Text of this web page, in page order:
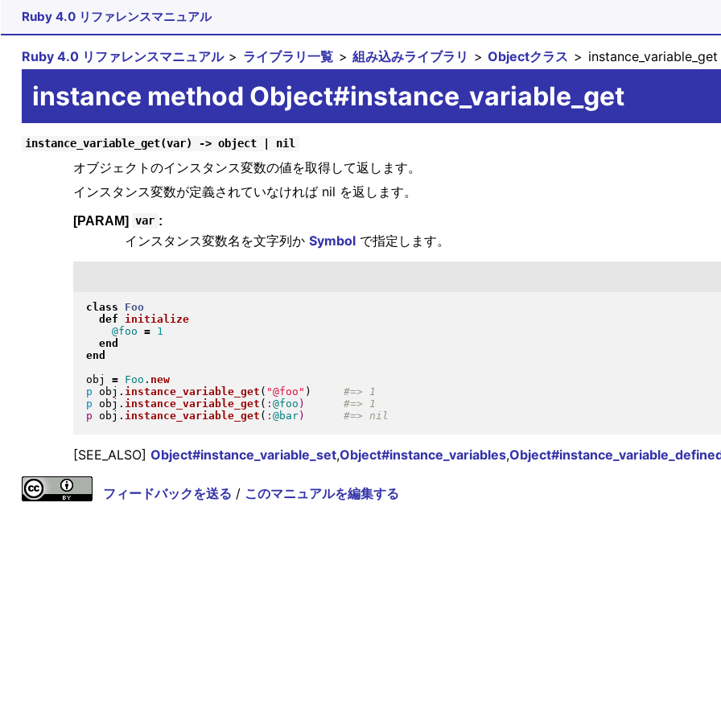
Ruby 4.0 リファレンスマニュアル
Ruby 4.0 リファレンスマニュアル ライブラリ一覧 組み込みライブラリ Objectクラス instance_variable_get
instance method Object#instance_variable_get
instance_variable_get(var) -> object | nil
オブジェクトのインスタンス変数の値を取得して返します。
インスタンス変数が定義されていなければ nil を返します。
[PARAM] var :
インスタンス変数名を文字列か Symbolで指定します。
class
Foo
def
initialize
@foo =
1
end
end
obj = Foo . new
p obj . instance_variable_get ( "@foo " )
p obj . instance_variable_get ( : @foo )
p obj . instance_variable_get ( : @bar)
[SEE_ALSO] Object#instance_variable_set,Object#instance_variables,
フィードバックを送る / このマニュアルを編集する